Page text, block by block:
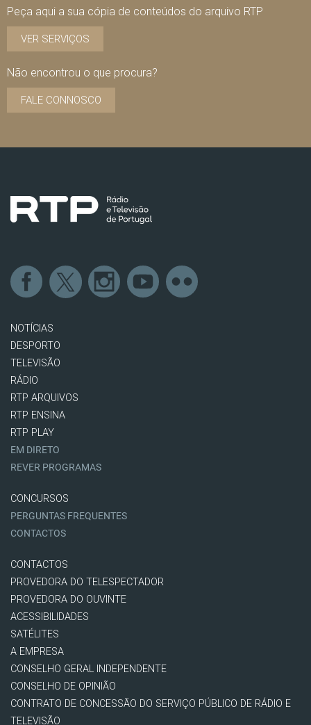
Peça aqui a sua cópia de conteúdos do arquivo RTP
VER SERVIÇOS
Não encontrou o que procura?
FALE CONNOSCO
NOTÍCIAS
DESPORTO
TELEVISÃO
RÁDIO
RTP ARQUIVOS
RTP ENSINA
RTP PLAY
EM DIRETO
REVER PROGRAMAS
CONCURSOS
PERGUNTAS FREQUENTES
CONTACTOS
CONTACTOS
PROVEDORA DO TELESPECTADOR
PROVEDORA DO OUVINTE
ACESSIBILIDADES
SATÉLITES
A EMPRESA
CONSELHO GERAL INDEPENDENTE
CONSELHO DE OPINIÃO
CONTRATO DE CONCESSÃO DO SERVIÇO PÚBLICO DE RÁDIO E
TELEVISÃO